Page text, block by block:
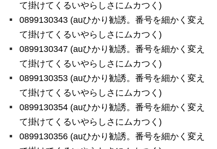
て掛けてくるいやらしさにムカつく)
0899130343 (auひかり勧誘。番号を細かく変え
て掛けてくるいやらしさにムカつく)
0899130347 (auひかり勧誘。番号を細かく変え
て掛けてくるいやらしさにムカつく)
0899130353 (auひかり勧誘。番号を細かく変え
て掛けてくるいやらしさにムカつく)
0899130354 (auひかり勧誘。番号を細かく変え
て掛けてくるいやらしさにムカつく)
0899130356 (auひかり勧誘。番号を細かく変え